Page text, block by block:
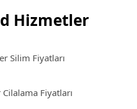
Hizmetler
Silim Fiyatları
Fiyatları